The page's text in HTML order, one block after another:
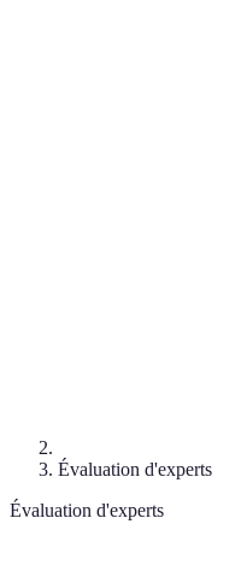
Évaluation d'experts
Évaluation d'experts